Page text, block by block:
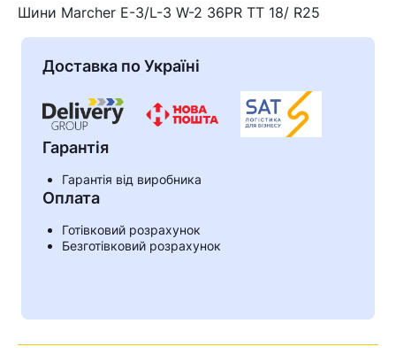
Кошик
Шини Marcher E-3/L-3 W-2 36PR TT 18/ R25
Доставка по Україні
Гарантія
Гарантія від виробника
Оплата
Готівковий розрахунок
Безготівковий розрахунок